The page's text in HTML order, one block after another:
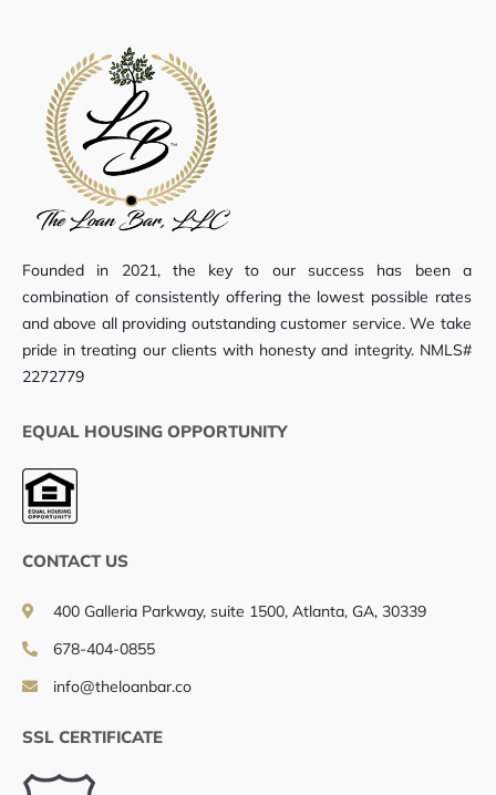
Founded in 2021, the key to our success has been a
combination of consistently offering the lowest possible rates
and above all providing outstanding customer service. We take
pride in treating our clients with honesty and integrity. NMLS#
2272779
EQUAL HOUSING OPPORTUNITY
CONTACT US
400 Galleria Parkway, suite 1500, Atlanta, GA, 30339
678-404-0855
info@theloanbar.co
SSL CERTIFICATE